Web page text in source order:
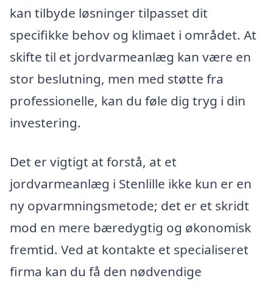
kan tilbyde løsninger tilpasset dit
specifikke behov og klimaet i området. At
skifte til et jordvarmeanlæg kan være en
stor beslutning, men med støtte fra
professionelle, kan du føle dig tryg i din
investering.
Det er vigtigt at forstå, at et
jordvarmeanlæg i Stenlille ikke kun er en
ny opvarmningsmetode; det er et skridt
mod en mere bæredygtig og økonomisk
fremtid. Ved at kontakte et specialiseret
firma kan du få den nødvendige